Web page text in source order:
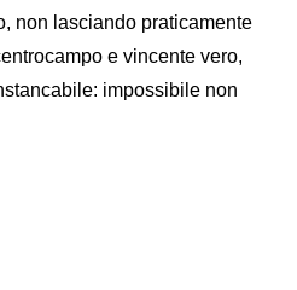
non lasciando praticamente
e vincente vero,
impossibile non